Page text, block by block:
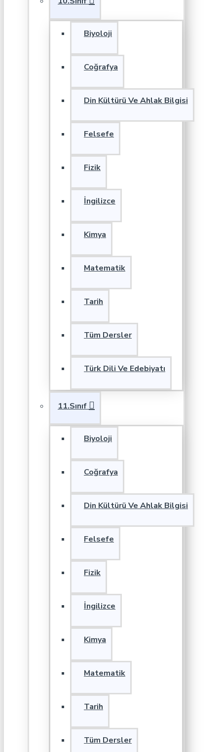
Biyoloji
Coğrafya
Din Kültürü Ve Ahlak Bilgisi
Felsefe
Fizik
İngilizce
Kimya
Matematik
Tarih
Tüm Dersler
Türk Dili Ve Edebiyatı
11.Sınıf
Biyoloji
Coğrafya
Din Kültürü Ve Ahlak Bilgisi
Felsefe
Fizik
İngilizce
Kimya
Matematik
Tarih
Tüm Dersler